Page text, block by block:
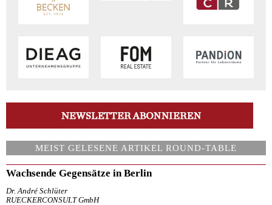
MEIST GELESENE ARTIKEL ROUND-TABLE
Wachsende Gegensätze in Berlin
Dr. André Schlüter
RUECKERCONSULT GmbH